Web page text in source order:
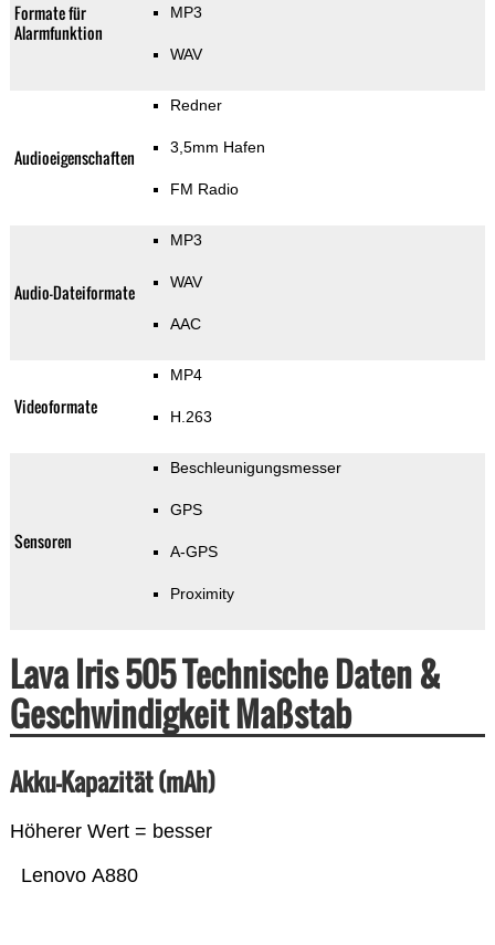
Formate für
Alarmfunktion
MP3
WAV
Audioeigenschaften
Redner
3,5mm Hafen
FM Radio
Audio-Dateiformate
MP3
WAV
AAC
Videoformate
MP4
H.263
Sensoren
Beschleunigungsmesser
GPS
A-GPS
Proximity
Lava Iris 505 Technische Daten &
Geschwindigkeit Maßstab
Akku-Kapazität (mAh)
Höherer Wert = besser
Lenovo A880